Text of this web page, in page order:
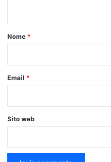
o
Nome *
Email *
Sito web